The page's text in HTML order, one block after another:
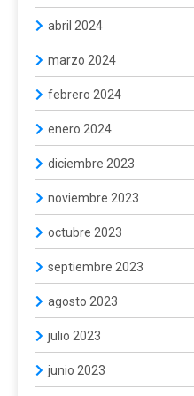
abril 2024
marzo 2024
febrero 2024
enero 2024
diciembre 2023
noviembre 2023
octubre 2023
septiembre 2023
agosto 2023
julio 2023
junio 2023